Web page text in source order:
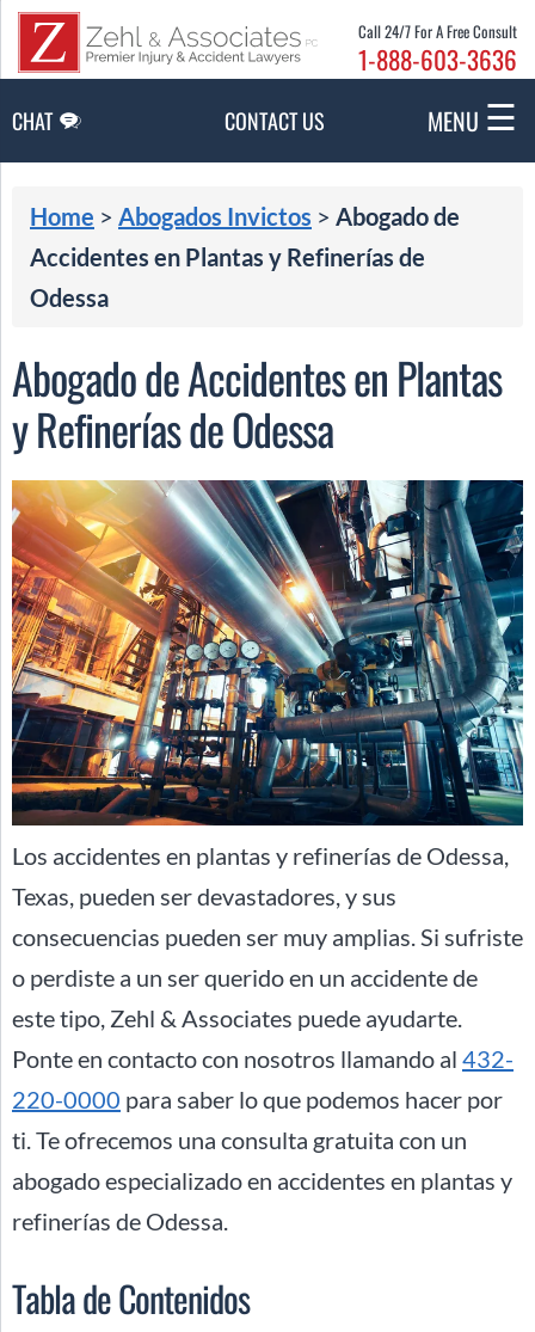
Call 24/7 For A Free Consult
1-888-603-3636
CHAT CONTACT US MENU ☰
Home > Abogados Invictos > Abogado de
Accidentes en Plantas y Refinerías de
Odessa
Abogado de Accidentes en Plantas
y Refinerías de Odessa
Los accidentes en plantas y refinerías de Odessa,
Texas, pueden ser devastadores, y sus
consecuencias pueden ser muy amplias. Si sufriste
o perdiste a un ser querido en un accidente de
este tipo, Zehl & Associates puede ayudarte.
Ponte en contacto con nosotros llamando al 432-
220-0000 para saber lo que podemos hacer por
ti. Te ofrecemos una consulta gratuita con un
abogado especializado en accidentes en plantas y
refinerías de Odessa.
Tabla de Contenidos